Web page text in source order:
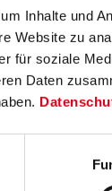
Inhalte und
Website zu
für soziale
Daten